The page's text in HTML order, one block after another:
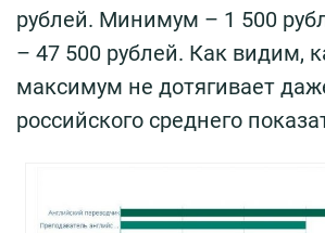
рублей. Минимум – 1 500
– 47 500 рублей. Как видим,
максимум не дотягивает
российского среднего